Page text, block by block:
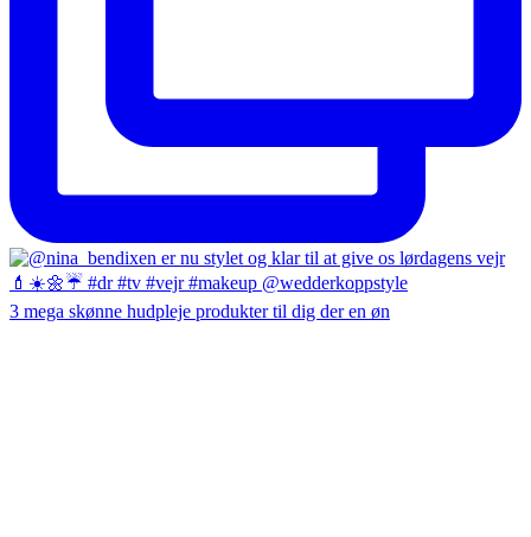
3 mega skønne hudpleje produkter til dig der en øn